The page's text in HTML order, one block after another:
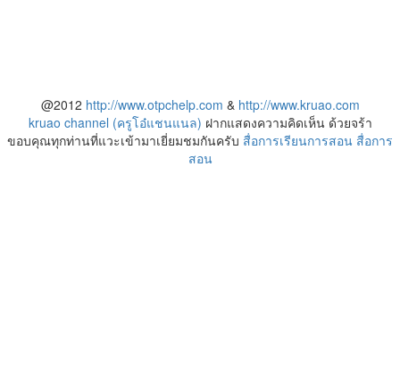
@2012 http://www.otpchelp.com & http://www.kruao.com
kruao channel (ครูโอ๋แชนแนล) ฝากแสดงความคิดเห็น ด้วยจร้า
ขอบคุณทุกท่านที่แวะเข้ามาเยี่ยมชมกันครับ สื่อการเรียนการสอน สื่อการ
สอน